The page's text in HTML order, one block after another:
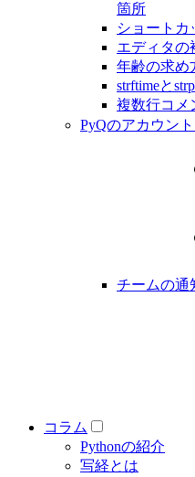
箇所
ショートカ
エディタの
年齢の求め
strftimeと
複数行コメ
PyQのアカウン
チームの通
コラム
Pythonの紹介
写経とは